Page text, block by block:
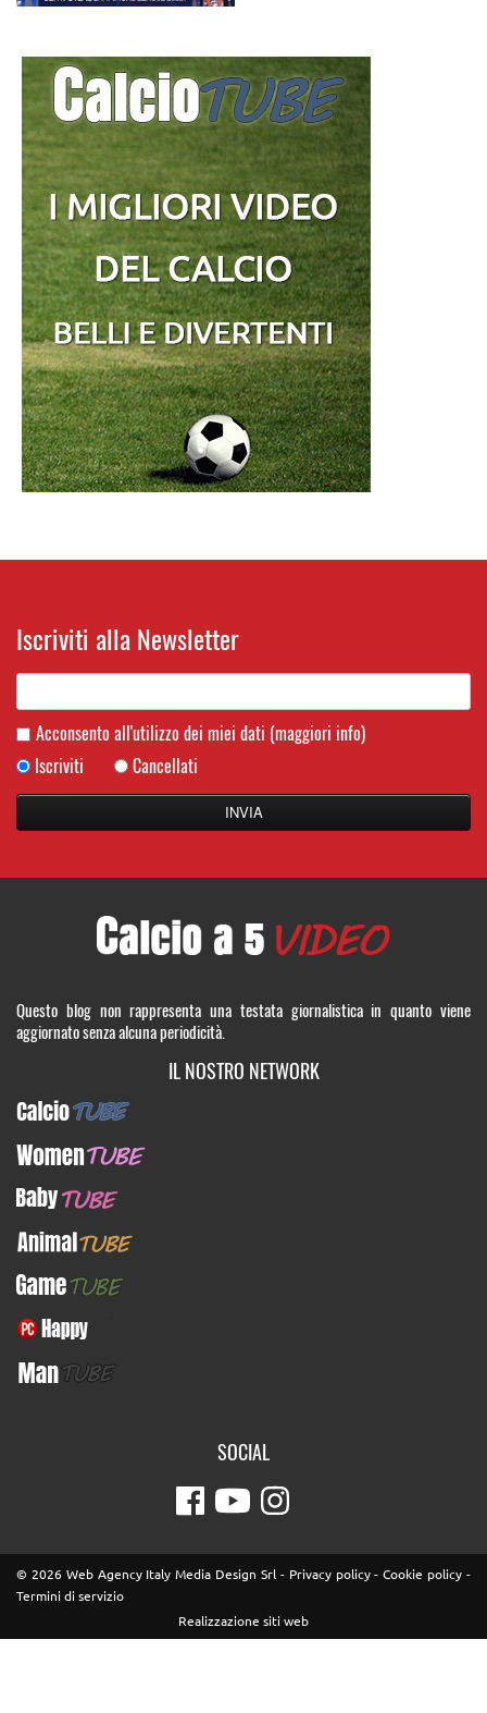
Iscriviti alla Newsletter
Acconsento all'utilizzo dei miei dati (maggiori info)
Iscriviti
Cancellati
Questo blog non rappresenta una testata giornalistica in quanto viene
aggiornato senza alcuna periodicità.
IL NOSTRO NETWORK
SOCIAL
© 2026 Web Agency Italy Media Design Srl - Privacy policy-Cookie policy -
Termini di servizio
Realizzazione siti web